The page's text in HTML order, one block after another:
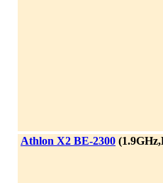
Athlon X2 BE-2300